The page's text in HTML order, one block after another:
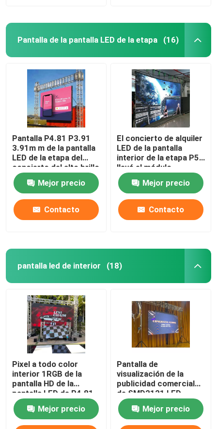
Pantalla de la pantalla LED de la etapa (16)
Pantalla P4.81 P3.91
3.91m m de la pantalla
LED de la etapa del
concierto del alto brillo
Mejor precio
Contacto
El concierto de alquiler
LED de la pantalla
interior de la etapa P5
llevó el módulo
SMD3528 de la pared
Mejor precio
Contacto
pantalla led de interior (18)
Pixel a todo color
interior 1RGB de la
pantalla HD de la
pantalla LED de P4.81
P3.91 P3
Mejor precio
Pantalla de
visualización de la
publicidad comercial
de SMD2121 LED
P3.91 P3 3m m
Mejor precio